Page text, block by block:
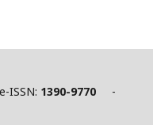
ISSN: 1390-9770 -